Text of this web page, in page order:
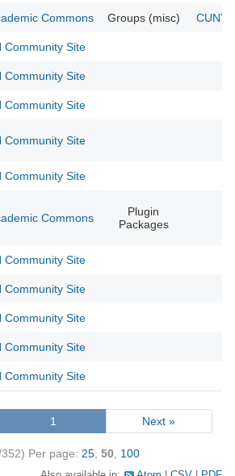
Commons Groups (misc) CUNY
Community Site
Community Site
Community Site
Community Site
Community Site
Commons
Plugin
Packages
Community Site
Community Site
Community Site
Community Site
Community Site
1 Next »
Per page: 25 50 100